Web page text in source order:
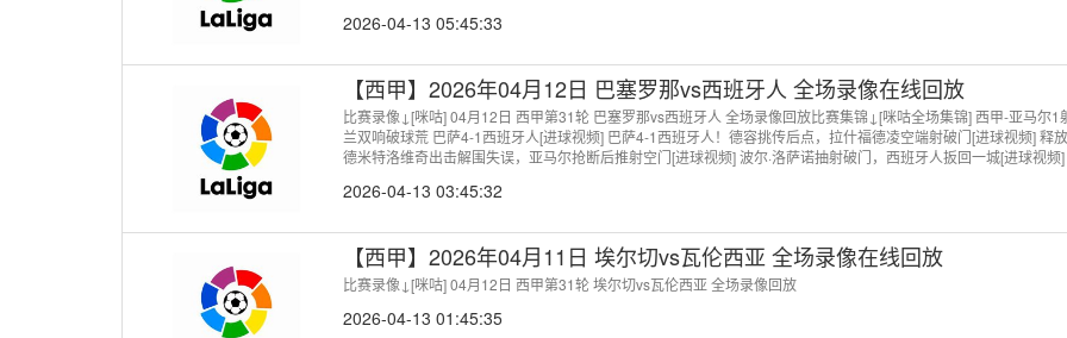
2026-04-13 05:45:33
【西甲】2026年04月12日 巴塞罗那vs西班牙人 全场录像在线回放
比赛录像↓[咪咕] 04月12日 西甲第31轮 巴塞罗那vs西班牙人 全场录像回放比赛集锦↓[咪咕全场集锦] 西甲-亚马尔1
兰双响破球荒 巴萨4-1西班牙人[进球视频] 巴萨4-1西班牙人！德容挑传后点，拉什福德凌空端射破门[进球视频] 释放
德米特洛维奇出击解围失误，亚马尔抢断后推射空门[进球视频] 波尔·洛萨诺抽射破门，西班牙人扳回一城[进球视频]
2026-04-13 03:45:32
【西甲】2026年04月11日 埃尔切vs瓦伦西亚 全场录像在线回放
比赛录像↓[咪咕] 04月12日 西甲第31轮 埃尔切vs瓦伦西亚 全场录像回放
2026-04-13 01:45:35